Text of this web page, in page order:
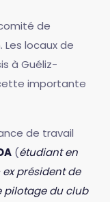
de
Les locaux de
à Guéliz-
importante
de travail
(étudiant en
président de
pilotage du club